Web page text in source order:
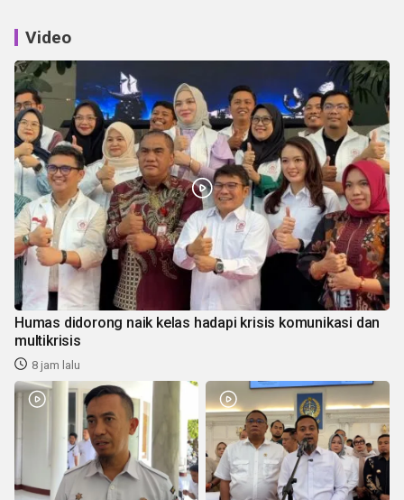
Video
Humas didorong naik kelas hadapi krisis komunikasi dan
multikrisis
8 jam lalu